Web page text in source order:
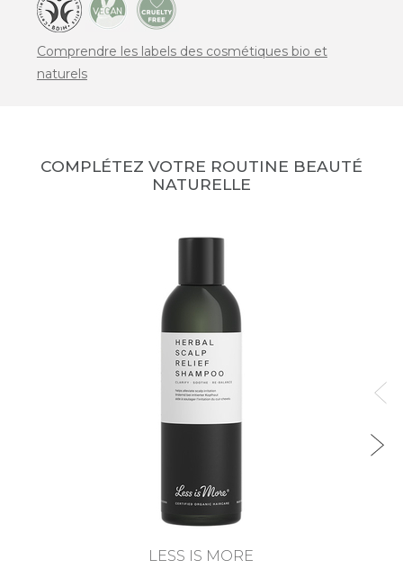
Comprendre les labels des cosmétiques bio et
naturels
COMPLÉTEZ VOTRE ROUTINE BEAUTÉ
NATURELLE
LESS IS MORE